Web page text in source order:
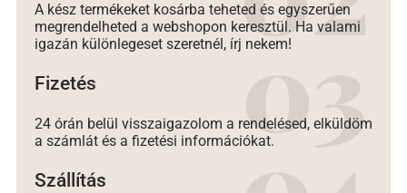
A kész termékeket kosárba teheted és egyszerűen
megrendelheted a webshopon keresztül. Ha valami
igazán különlegeset szeretnél, írj nekem!
Fizetés
24 órán belül visszaigazolom a rendelésed, elküldöm
a számlát és a fizetési információkat.
Szállítás